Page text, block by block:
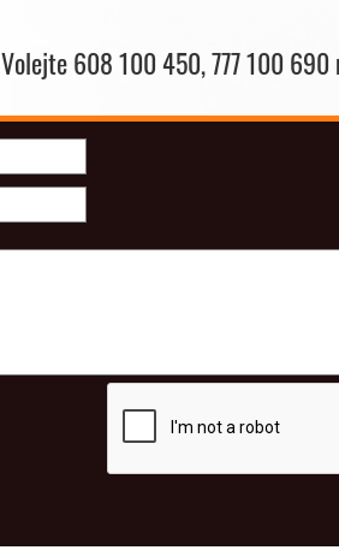
Volejte 608 100 450, 777 100 690